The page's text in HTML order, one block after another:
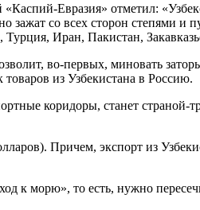
Евразия» отметил:
зажат со всех сторон степями
Иран, Пакистан,
во-первых, миновать
из Узбекистана в Россию.
коридоры, станет
Причем, экспорт из
к морю», то есть, нужно